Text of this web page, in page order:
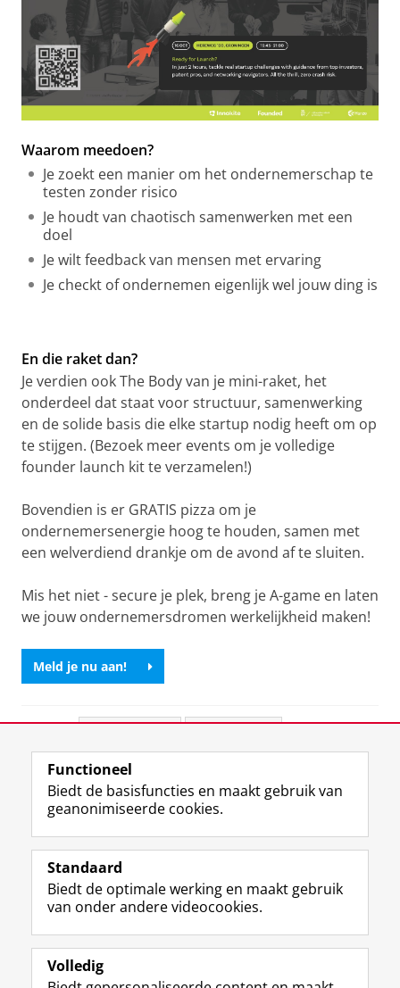
Waarom meedoen?
Je zoekt een manier om het ondernemerschap te
testen zonder risico
Je houdt van chaotisch samenwerken met een
doel
Je wilt feedback van mensen met ervaring
Je checkt of ondernemen eigenlijk wel jouw ding is
En die raket dan?
Je verdien ook The Body van je mini-raket, het
onderdeel dat staat voor structuur, samenwerking
en de solide basis die elke startup nodig heeft om op
te stijgen. (Bezoek meer events om je volledige
founder launch kit te verzamelen!)
Bovendien is er GRATIS pizza om je
ondernemersenergie hoog te houden, samen met
een welverdiend drankje om de avond af te sluiten.
Mis het niet - secure je plek, breng je A-game en laten
we jouw ondernemersdromen werkelijkheid maken!
Meld je nu aan!
View this page in:English
Volg de RUG
F
a
e
b
o
p
L
i
k
e
I
-
R
S
-
f
e
R
I
n
t
r
m
Y
o
T
e
k
Studiekiezers
Alumni
Functioneel
Biedt de basisfuncties en maakt gebruik van
geanonimiseerde cookies.
Standaard
Biedt de optimale werking en maakt gebruik
van onder andere videocookies.
Volledig